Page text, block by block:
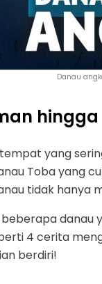
Danau
yang
Toba yang
tidak hanya
beberapa
4 cerita
berdiri!